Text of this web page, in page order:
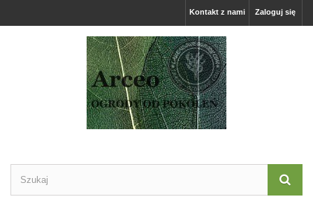
Zaloguj się
Kontakt z nami